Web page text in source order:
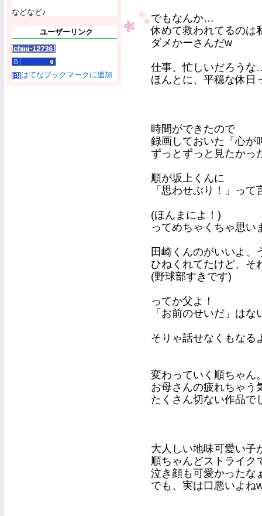
などなど♪
ユーザーリンク
はてなブックマークに追加
でもなんか…
休めて救われてるのは
ダメかーさんだw
仕事、忙しいだろう
ほんとに、平穏な休日
時間ができたので
録画しておいた「心が
ずっとずっと見たかっ
順が坂上くんに
「思わせぶり！」って
(ほんまによ！)
ってめちゃくちゃ思い
田崎くんのがいいよ、
ひねくれてたけど、そ
(野球部すきです)
ってか父よ！
「お前のせいだ」は
そりゃ話せなくもな
変わっていく順ちゃん
お母さんの疲れちゃ
たくさん切ない作品で
大人しい地味可愛い子
順ちゃんどストライ
泣き顔も可愛かったな
でも、実は口悪いよね